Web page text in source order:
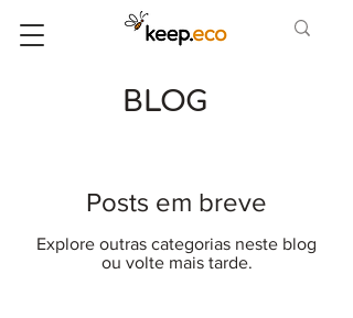
BLOG
Posts em breve
Explore outras categorias neste blog
ou volte mais tarde.